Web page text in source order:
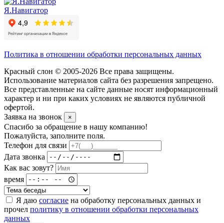
Я.Навигатор
Политика в отношении обработки персональных данных
Красный слон © 2005-2026 Все права защищены.
Использование материалов сайта без разрешения запрещено.
Все представленные на сайте данные носят информационный
характер и ни при каких условиях не являются публичной
офертой.
Заявка на звонок
×
Спасибо за обращение в нашу компанию!
Пожалуйста, заполните поля.
Телефон для связи
Дата звонка
Как вас зовут?
время
Я даю согласие на обработку персональных данных и
прочел политику в отношении обработки персональных
данных